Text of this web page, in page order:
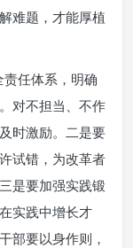
难题，才能厚植
任体系，明确
对不担当、不作
时激励。二是要
试错，为改革者
是要加强实践锻
实践中增长才
部要以身作则，